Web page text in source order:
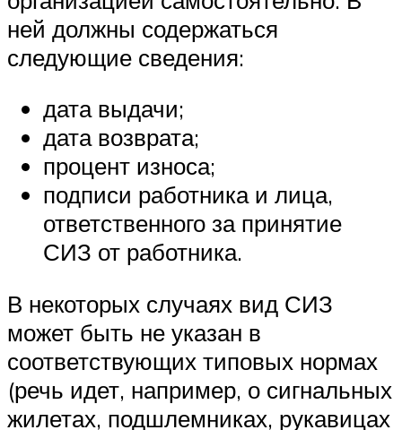
ней должны содержаться
следующие сведения:
дата выдачи;
дата возврата;
процент износа;
подписи работника и лица,
ответственного за принятие
СИЗ от работника.
В некоторых случаях вид СИЗ
может быть не указан в
соответствующих типовых нормах
(речь идет, например, о сигнальных
жилетах, подшлемниках, рукавицах